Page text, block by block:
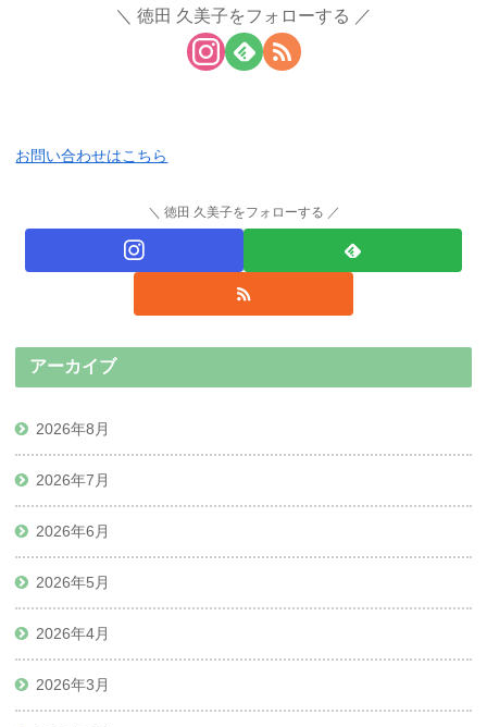
徳田 久美子をフォローする
お問い合わせはこちら
徳田 久美子をフォローする
アーカイブ
2026年8月
2026年7月
2026年6月
2026年5月
2026年4月
2026年3月